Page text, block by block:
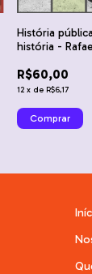
História
história -
Oliveira
R$60,00
12 x de R$6,17